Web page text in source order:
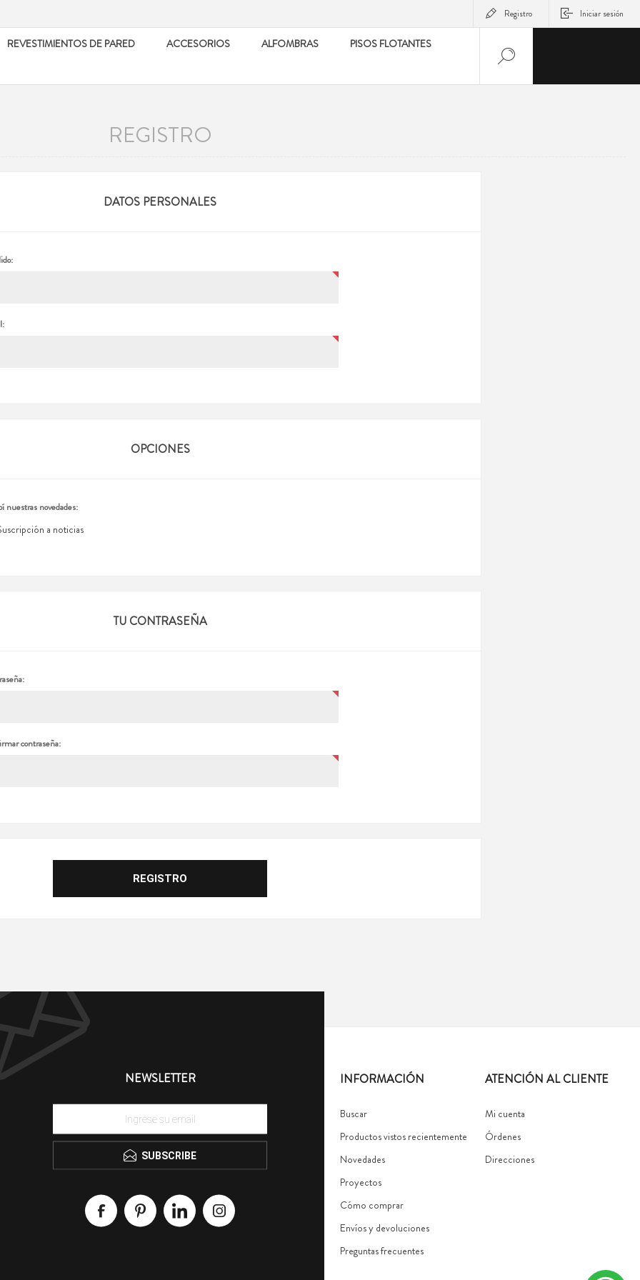
Registro Iniciar sesión
REVESTIMIENTOS DE PARED ACCESORIOS ALFOMBRAS
PISOS FLOTANTES
REGISTRO
DATOS PERSONALES
OPCIONES
nuestras novedades:
a noticias
TU CONTRASEÑA
contraseña:
NEWSLETTER
SUBSCRIBE
INFORMACIÓN
Buscar
Productos vistos recientemente
Novedades
Proyectos
Cómo comprar
Envíos y devoluciones
Preguntas frecuentes
ATENCIÓN AL CLIENTE
Mi cuenta
Órdenes
Direcciones